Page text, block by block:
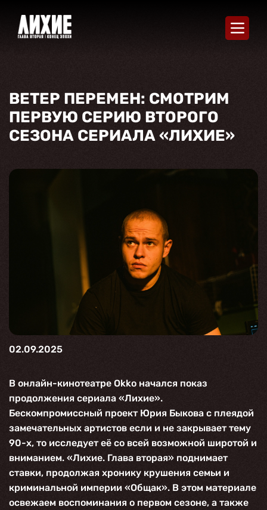
СЕЗОНЫ
АКТЁРЫ И РОЛИ
НОВОСТИ
ВЕТЕР ПЕРЕМЕН: СМОТРИМ
ПЕРВУЮ СЕРИЮ ВТОРОГО
СЕЗОНА СЕРИАЛА «ЛИХИЕ»
02.09.2025
В онлайн-кинотеатре Okko начался показ
продолжения сериала «Лихие».
Бескомпромиссный проект Юрия Быкова с плеядой
замечательных артистов если и не закрывает тему
90-х, то исследует её со всей возможной широтой и
вниманием. «Лихие. Глава вторая» поднимает
ставки, продолжая хронику крушения семьи и
криминальной империи «Общак». В этом материале
освежаем воспоминания о первом сезоне, а также